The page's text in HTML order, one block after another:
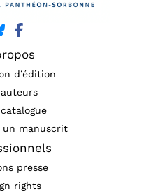
d’édition
auteurs
un manuscrit
presse
rights